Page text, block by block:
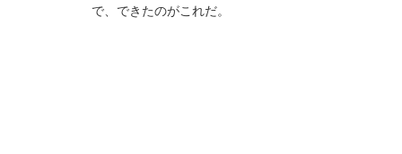
で、できたのがこれだ。